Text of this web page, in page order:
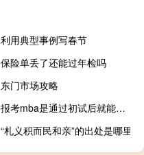
利用典型事例写春节
保险单丢了还能过年检吗
东门市场攻略
报考mba是通过初试后就能够被录取吗
“札义积而民和亲”的出处是哪里